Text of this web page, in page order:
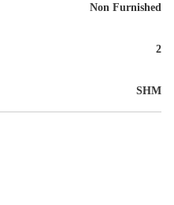
Non Furnished
2
SHM